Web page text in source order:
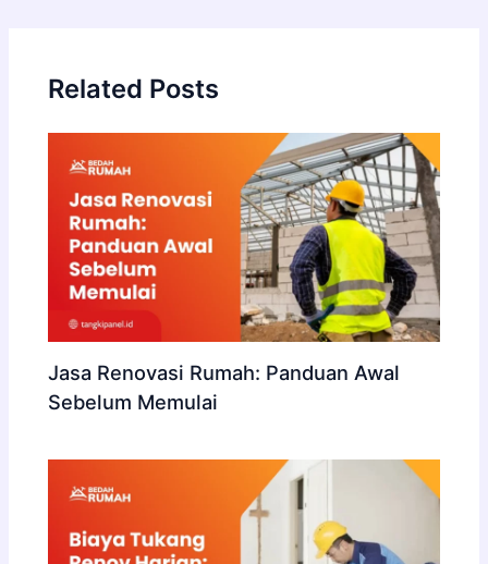
Related Posts
Jasa Renovasi Rumah: Panduan Awal
Sebelum Memulai